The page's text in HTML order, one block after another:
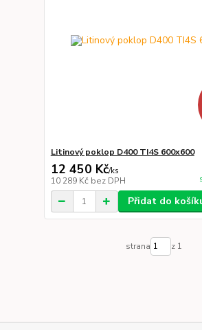
Litinový poklop D400 TI4S 600x600
12 450 Kč/ks
10 289 Kč bez DPH
Přidat do
strana z 1